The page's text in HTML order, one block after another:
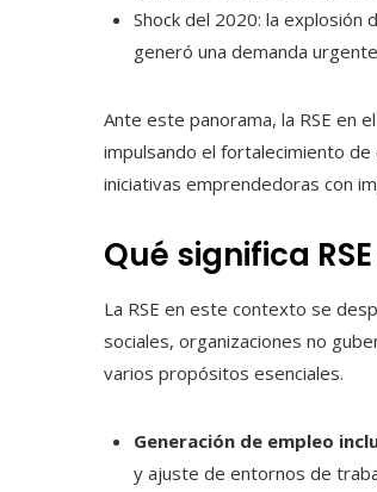
Shock del 2020: la explosión
generó una demanda
Ante este panorama, la RSE en
impulsando el fortalecimiento de
iniciativas emprendedoras con
Qué significa
La RSE en este contexto se
sociales, organizaciones no
varios propósitos esenciales.
Generación de empleo
y ajuste de entornos de